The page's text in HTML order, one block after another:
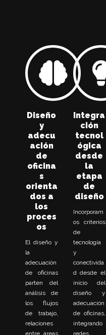
Diseño
y
adecu
ación
de
oficina
s
orienta
dos a
los
proces
os
El diseño y
la
adecuación
de oficinas
parten del
análisis de
los flujos
de trabajo,
relaciones
entre áreas
Integra
ción
tecnol
ógica
desde
la
etapa
de
diseño
Incorporam
os criterios
de
tecnología
y
conectivida
d desde el
inicio del
diseño y
adecuación
de oficinas,
integrando
redes